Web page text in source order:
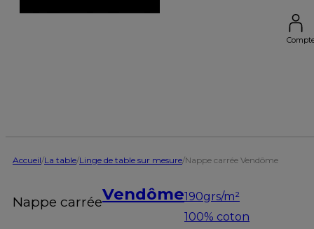
Accueil/La table/Linge de table sur mesure/Nappe carrée Vendôme
Nappe carréeVendôme190grs/m²
100% coton